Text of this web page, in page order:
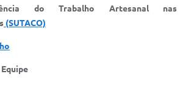
do Trabalho Artesanal nas
(SUTACO)